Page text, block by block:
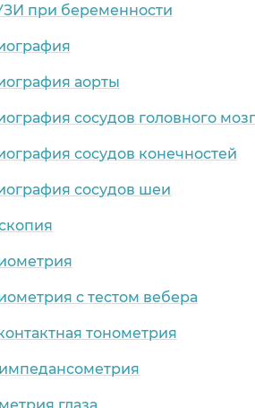
при беременности
аорты
сосудов головного
сосудов конечностей
сосудов шеи
с тестом вебера
тонометрия